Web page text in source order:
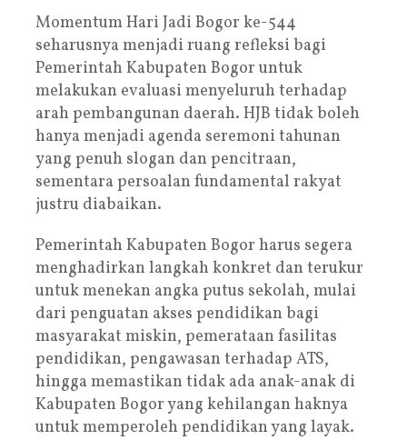
Momentum Hari Jadi Bogor ke-544
seharusnya menjadi ruang refleksi bagi
Pemerintah Kabupaten Bogor untuk
melakukan evaluasi menyeluruh terhadap
arah pembangunan daerah. HJB tidak boleh
hanya menjadi agenda seremoni tahunan
yang penuh slogan dan pencitraan,
sementara persoalan fundamental rakyat
justru diabaikan.
Pemerintah Kabupaten Bogor harus segera
menghadirkan langkah konkret dan terukur
untuk menekan angka putus sekolah, mulai
dari penguatan akses pendidikan bagi
masyarakat miskin, pemerataan fasilitas
pendidikan, pengawasan terhadap ATS,
hingga memastikan tidak ada anak-anak di
Kabupaten Bogor yang kehilangan haknya
untuk memperoleh pendidikan yang layak.